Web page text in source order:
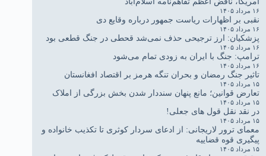
۱۶ مرداد ۱۴۰۵
نقبی بر اظهارات ریاست جمهور درباره وقایع دی
۱۶ مرداد ۱۴۰۵
پزشکیان: ارز ترجیحی حذف نمی‌شد قحطی در جنگ قطعی بود
۱۶ مرداد ۱۴۰۵
ترامپ: جنگ با ایران به زودی تمام می‌شود
۱۶ مرداد ۱۴۰۵
تاثیر جنگ رمضان و بحران تنگه هرمز بر اقتصاد افغانستان
۱۵ مرداد ۱۴۰۵
تعارض قوانین؛ مانع پنهان سنددار شدن بخش بزرگی از املاک
۱۵ مرداد ۱۴۰۵
در نقد نقل قول های جعلی!
۱۵ مرداد ۱۴۰۵
معمای ترور لاریجانی: از ادعای سردار کوثری تا تکذیب خانواده و
پیگیری قوه قضاییه
۱۵ مرداد ۱۴۰۵